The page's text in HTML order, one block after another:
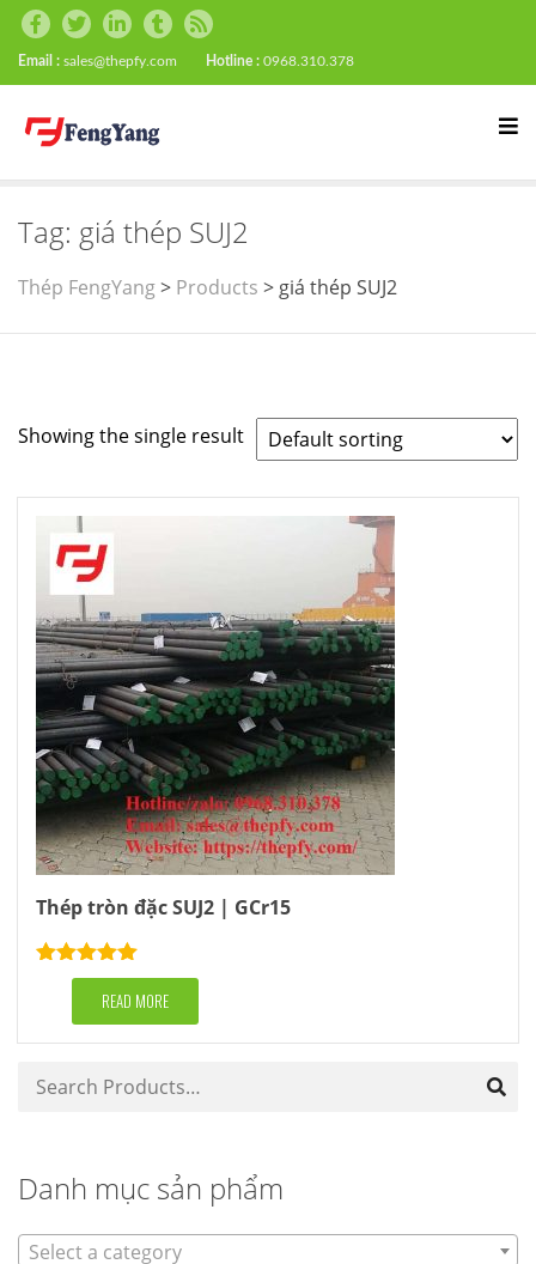
Email : sales@thepfy.com Hotline : 0968.310.378
Tag: giá thép SUJ2
Thép FengYang> Products > giá thép SUJ2
Showing the single result
Thép tròn đặc SUJ2 | GCr15
Rated5.00
out of 5READ MORE
Danh mục sản phẩm
Select a category